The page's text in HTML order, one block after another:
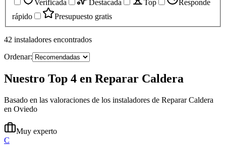
Verificada
Destacada Top
Responde
rápido
Presupuesto gratis
42 instaladores encontrados
Ordenar:
Nuestro Top 4 en Reparar Caldera
Basado en las valoraciones de los instaladores de Reparar Caldera
en Oviedo
Muy experto
C